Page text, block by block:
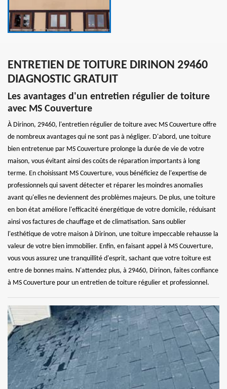
ENTRETIEN DE TOITURE DIRINON 29460
DIAGNOSTIC GRATUIT
Les avantages d'un entretien régulier de toiture
avec MS Couverture
À Dirinon, 29460, l'entretien régulier de toiture avec MS Couverture offre
de nombreux avantages qui ne sont pas à négliger. D'abord, une toiture
bien entretenue par MS Couverture prolonge la durée de vie de votre
maison, vous évitant ainsi des coûts de réparation importants à long
terme. En choisissant MS Couverture, vous bénéficiez de l'expertise de
professionnels qui savent détecter et réparer les moindres anomalies
avant qu'elles ne deviennent des problèmes majeurs. De plus, une toiture
en bon état améliore l'efficacité énergétique de votre domicile, réduisant
ainsi vos factures de chauffage et de climatisation. Sans oublier
l'esthétique de votre maison à Dirinon, une toiture impeccable rehausse la
valeur de votre bien immobilier. Enfin, en faisant appel à MS Couverture,
vous vous assurez une tranquillité d'esprit, sachant que votre toiture est
entre de bonnes mains. N'attendez plus, à 29460, Dirinon, faites confiance
à MS Couverture pour un entretien de toiture régulier et professionnel.